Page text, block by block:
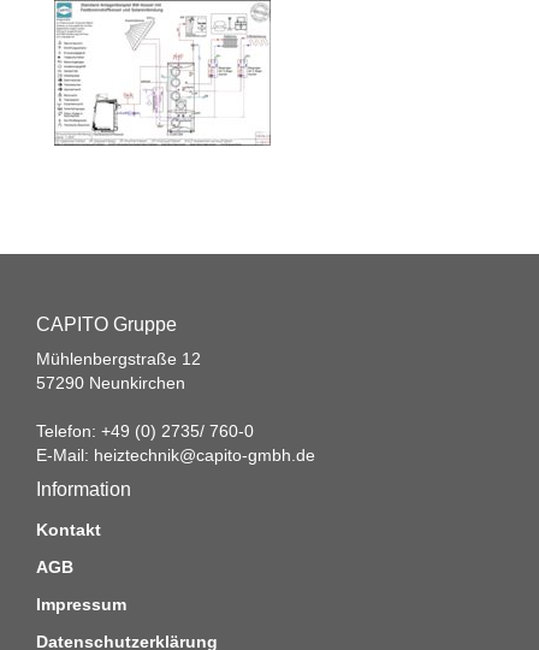
CAPITO Gruppe
Mühlenbergstraße 12
57290 Neunkirchen
Telefon: +49 (0) 2735/ 760-0
E-Mail: heiztechnik@capito-gmbh.de
Information
Kontakt
AGB
Impressum
Datenschutzerklärung